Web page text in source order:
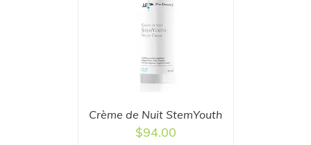
Crème de Nuit StemYouth
$94.00